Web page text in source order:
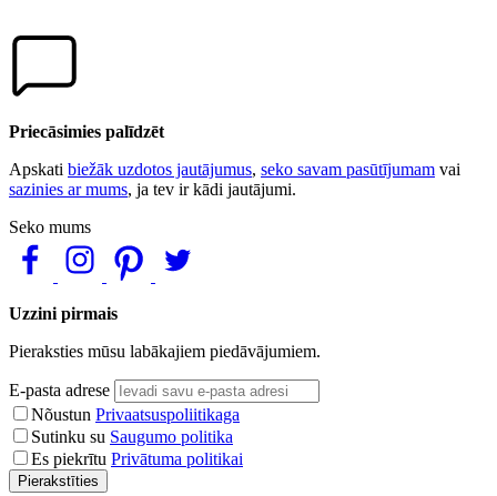
Priecāsimies palīdzēt
Apskati biežāk uzdotos jautājumus, seko savam pasūtījumam vai
sazinies ar mums, ja tev ir kādi jautājumi.
Seko mums
Uzzini pirmais
Pieraksties mūsu labākajiem piedāvājumiem.
E-pasta adrese
Nõustun Privaatsuspoliitikaga
Sutinku su Saugumo politika
Es piekrītu Privātuma politikai
Pierakstīties